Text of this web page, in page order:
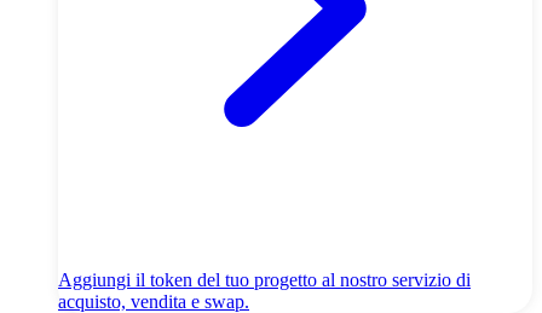
Aggiungi il token del tuo progetto al nostro servizio di
acquisto, vendita e swap.